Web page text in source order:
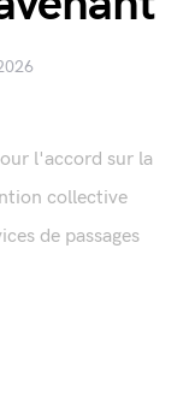
l'accord sur la
collective
de passages